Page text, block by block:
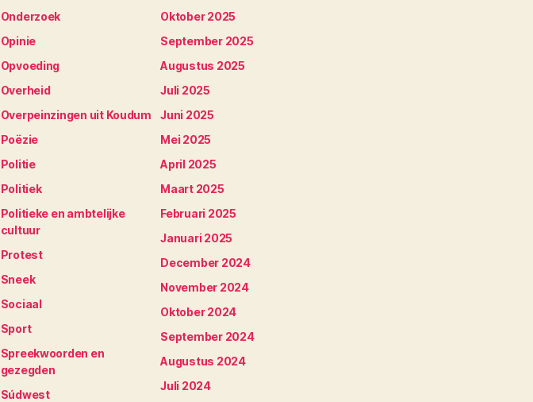
Onderzoek
Opinie
Opvoeding
Overheid
Overpeinzingen uit Koudum
Poëzie
Politie
Politiek
Politieke en ambtelijke
cultuur
Protest
Sneek
Sociaal
Sport
Spreekwoorden en
gezegden
Súdwest
Oktober 2025
September 2025
Augustus 2025
Juli 2025
Juni 2025
Mei 2025
April 2025
Maart 2025
Februari 2025
Januari 2025
December 2024
November 2024
Oktober 2024
September 2024
Augustus 2024
Juli 2024